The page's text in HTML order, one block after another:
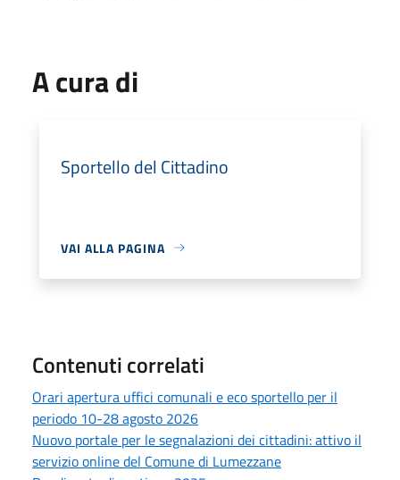
A cura di
Sportello del Cittadino
VAI ALLA PAGINA
Contenuti correlati
Orari apertura uffici comunali e eco sportello per il
periodo 10-28 agosto 2026
Nuovo portale per le segnalazioni dei cittadini: attivo il
servizio online del Comune di Lumezzane